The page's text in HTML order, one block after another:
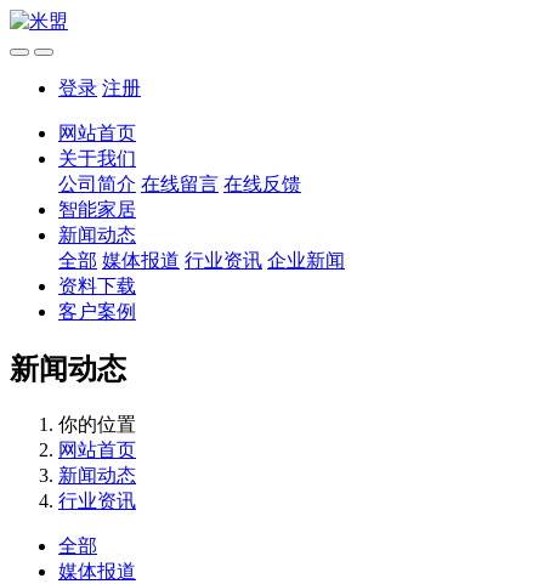
登录 注册
网站首页
关于我们
公司简介 在线留言 在线反馈
智能家居
新闻动态
全部 媒体报道 行业资讯 企业新闻
资料下载
客户案例
新闻动态
你的位置
网站首页
新闻动态
行业资讯
全部
媒体报道